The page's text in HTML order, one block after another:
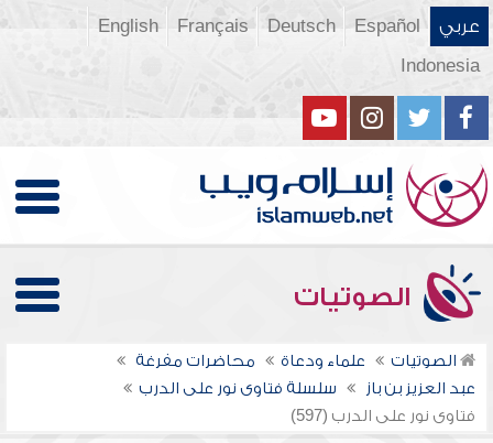
عربي Español
Deutsch
Français
English
Indonesia
الصوتيات
الصوتيات علماء ودعاة
محاضرات مفرغة
عبد العزيز بن باز
سلسلة فتاوى نور على الدرب
فتاوى نور على الدرب (597)